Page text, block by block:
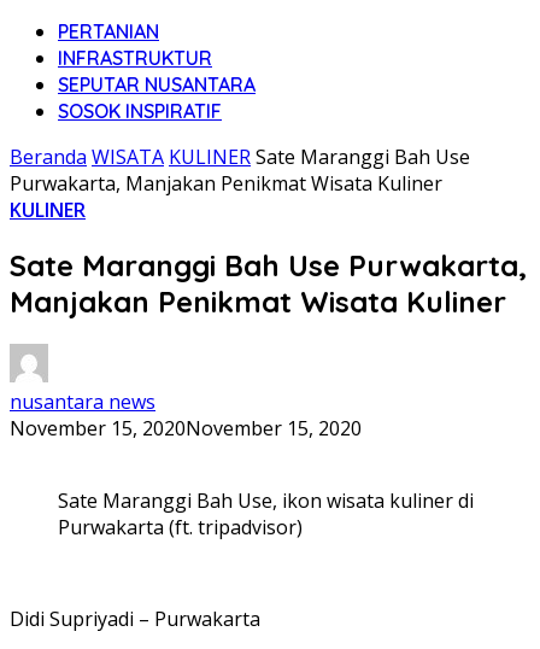
PERTANIAN
INFRASTRUKTUR
SEPUTAR NUSANTARA
SOSOK INSPIRATIF
Beranda WISATA KULINERSate Maranggi Bah Use
Purwakarta, Manjakan Penikmat Wisata Kuliner
KULINER
Sate Maranggi Bah Use Purwakarta,
Manjakan Penikmat Wisata Kuliner
nusantara news
November 15, 2020November 15, 2020
Sate Maranggi Bah Use, ikon wisata kuliner di
Purwakarta (ft. tripadvisor)
Didi Supriyadi – Purwakarta